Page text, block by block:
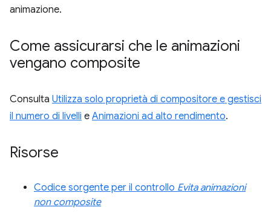
animazione.
Come assicurarsi che le animazioni
vengano composite
Consulta Utilizza solo proprietà di compositore e gestisci
il numero di livelli e Animazioni ad alto rendimento.
Risorse
Codice sorgente per il controllo Evita animazioni
non composite